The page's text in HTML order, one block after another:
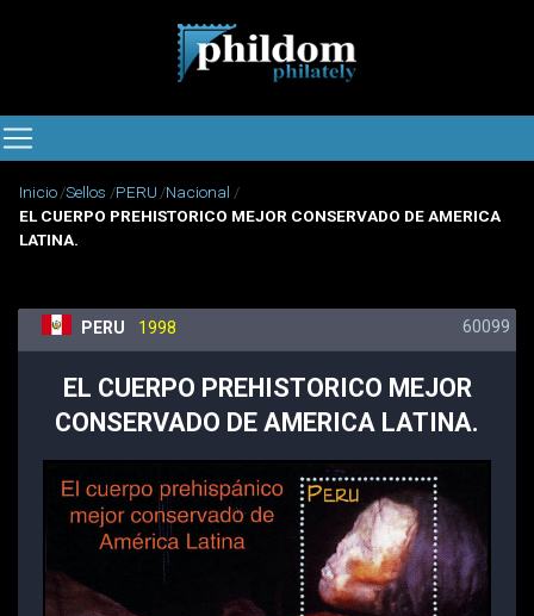
Inicio Sellos PERU Nacional
EL CUERPO PREHISTORICO MEJOR CONSERVADO DE AMERICA
LATINA.
PERU 1998 60099
EL CUERPO PREHISTORICO MEJOR
CONSERVADO DE AMERICA LATINA.